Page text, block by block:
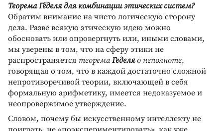
Теорема Гёделя для комбинации этических систем?
Обратим внимание на чисто логическую сторону
дела. Разве всякую этическую идею можно
обосновать или опровергнуть или, иными словами,
мы уверены в том, что на сферу этики не
распространяется теоремаГеделяо неполноте,
говорящая о том, что в каждой достаточно сложной
непротиворечивой теории, включающей в себя
формальную арифметику, имеется недоказуемое и
неопровержимое утверждение.
Словом, почему бы искусственному интеллекту не